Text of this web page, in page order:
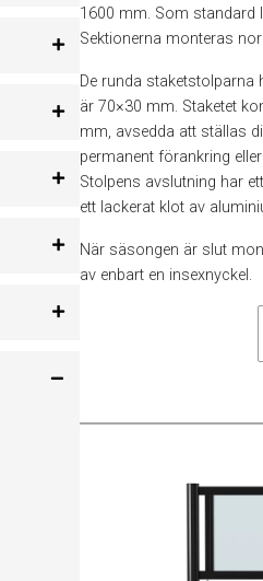
1600 mm. Som standard
Sektionerna monteras
De runda staketstolparna
är 70×30 mm. Staketet
mm, avsedda att ställas
permanent förankring
Stolpens avslutning har
ett lackerat klot av
När säsongen är slut
av enbart en insexnyckel.